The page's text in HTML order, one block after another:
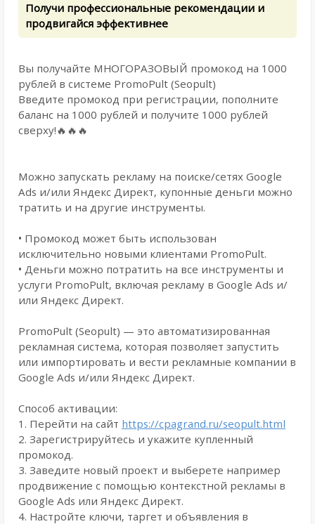
Получи профессиональные рекомендации и
продвигайся эффективнее
Вы получайте МНОГОРАЗОВЫЙ промокод на 1000
рублей в системе PromoPult (Seopult)
Введите промокод при регистрации, пополните
баланс на 1000 рублей и получите 1000 рублей
сверху!🔥🔥🔥
Можно запускать рекламу на поиске/сетях Google
Ads и/или Яндекс Директ, купонные деньги можно
тратить и на другие инструменты.
• Промокод может быть использован
исключительно новыми клиентами PromoPult.
• Деньги можно потратить на все инструменты и
услуги PromoPult, включая рекламу в Google Ads и/
или Яндекс Директ.
PromoPult (Seopult) — это автоматизированная
рекламная система, которая позволяет запустить
или импортировать и вести рекламные компании в
Google Ads и/или Яндекс Директ.
Способ активации:
1. Перейти на сайт https://cpagrand.ru/seopult.html
2. Зарегистрируйтесь и укажите купленный
промокод.
3. Заведите новый проект и выберете например
продвижение с помощью контекстной рекламы в
Google Ads или Яндекс Директ.
4. Настройте ключи, таргет и объявления в